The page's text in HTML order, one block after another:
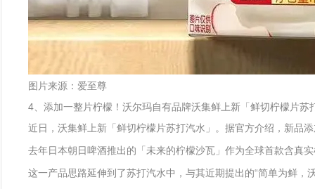
图片来源：爱至尊
4、添加一整片柠檬！沃尔玛自有品牌沃集鲜上新「鲜切柠檬片苏
近日，沃集鲜上新「鲜切柠檬片苏打汽水」。据官方介绍，新品
去年日本朝日啤酒推出的「未来的柠檬沙瓦」作为全球首款含真
这一产品思路延伸到了苏打汽水中，与其近期提出的“简单为鲜